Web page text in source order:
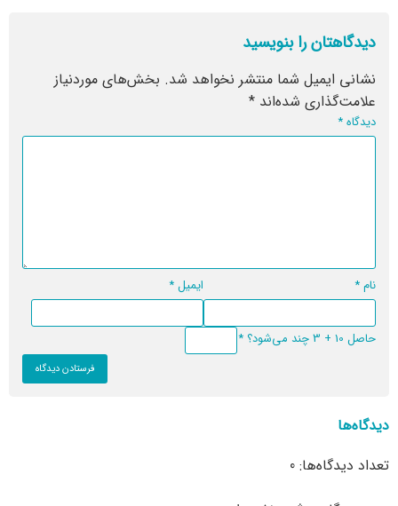
دیدگاهتان را بنویسید
نشانی ایمیل شما منتشر نخواهد شد. بخش‌های موردنیاز
علامت‌گذاری شده‌اند *
دیدگاه*
نام* ایمیل*
حاصل 10 + 3 چند می‌شود؟ *
دیدگاه‌ها
تعداد دیدگاه‌ها: 0